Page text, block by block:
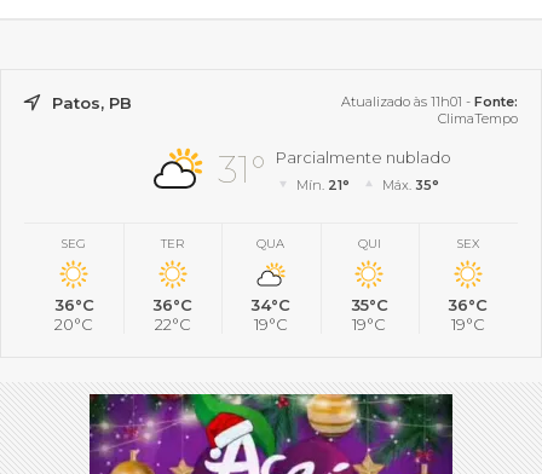
Patos, PB Atualizado às 11h01 - Fonte:
ClimaTempo
31° Parcialmente nublado
Mín. 21° Máx. 35°
SEG
36°C
20°C
TER
36°C
22°C
QUA
34°C
19°C
QUI
35°C
19°C
SEX
36°C
19°C